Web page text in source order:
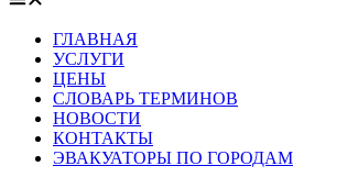
ГЛАВНАЯ
УСЛУГИ
ЦЕНЫ
СЛОВАРЬ ТЕРМИНОВ
НОВОСТИ
КОНТАКТЫ
ЭВАКУАТОРЫ ПО ГОРОДАМ